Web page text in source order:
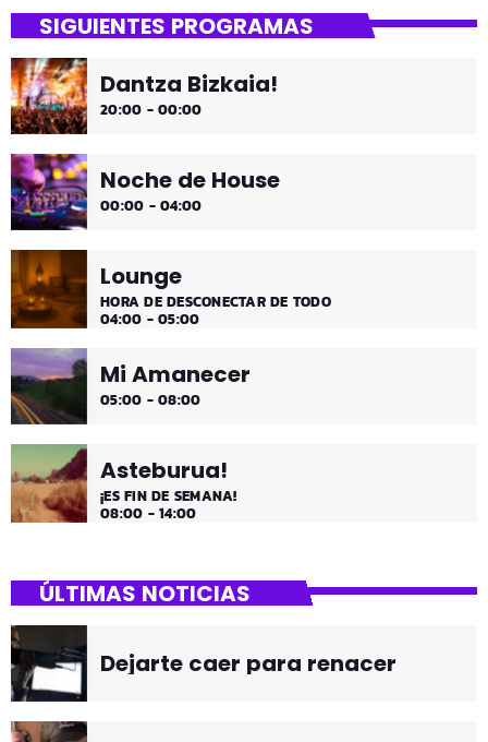
¡Toda la música!
¡Toda la música!
SIGUIENTES PROGRAMAS
Dantza Bizkaia!
20:00 - 00:00
Noche de House
00:00 - 04:00
Lounge
HORA DE DESCONECTAR DE TODO
04:00 - 05:00
Mi Amanecer
05:00 - 08:00
Asteburua!
¡ES FIN DE SEMANA!
08:00 - 14:00
ÚLTIMAS NOTICIAS
Dejarte caer para renacer